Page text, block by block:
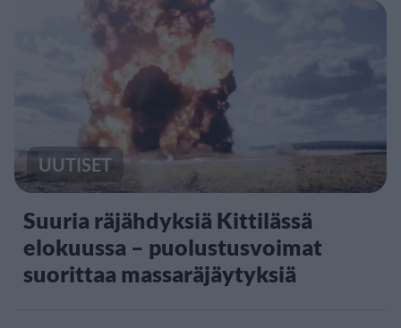
UUTISET
Suuria räjähdyksiä Kittilässä
elokuussa – puolustusvoimat
suorittaa massaräjäytyksiä